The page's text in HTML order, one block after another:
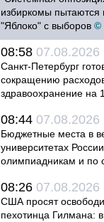
избиркомы пытаются
"Яблоко" с выборов ©
08:58 07.08.2026
Санкт-Петербург
сокращению
здравоохранение на
08:44 07.08.2026
Бюджетные места в
университетах
олимпиадникам и по
08:26 07.08.2026
США просят
пехотинца Гилмана: